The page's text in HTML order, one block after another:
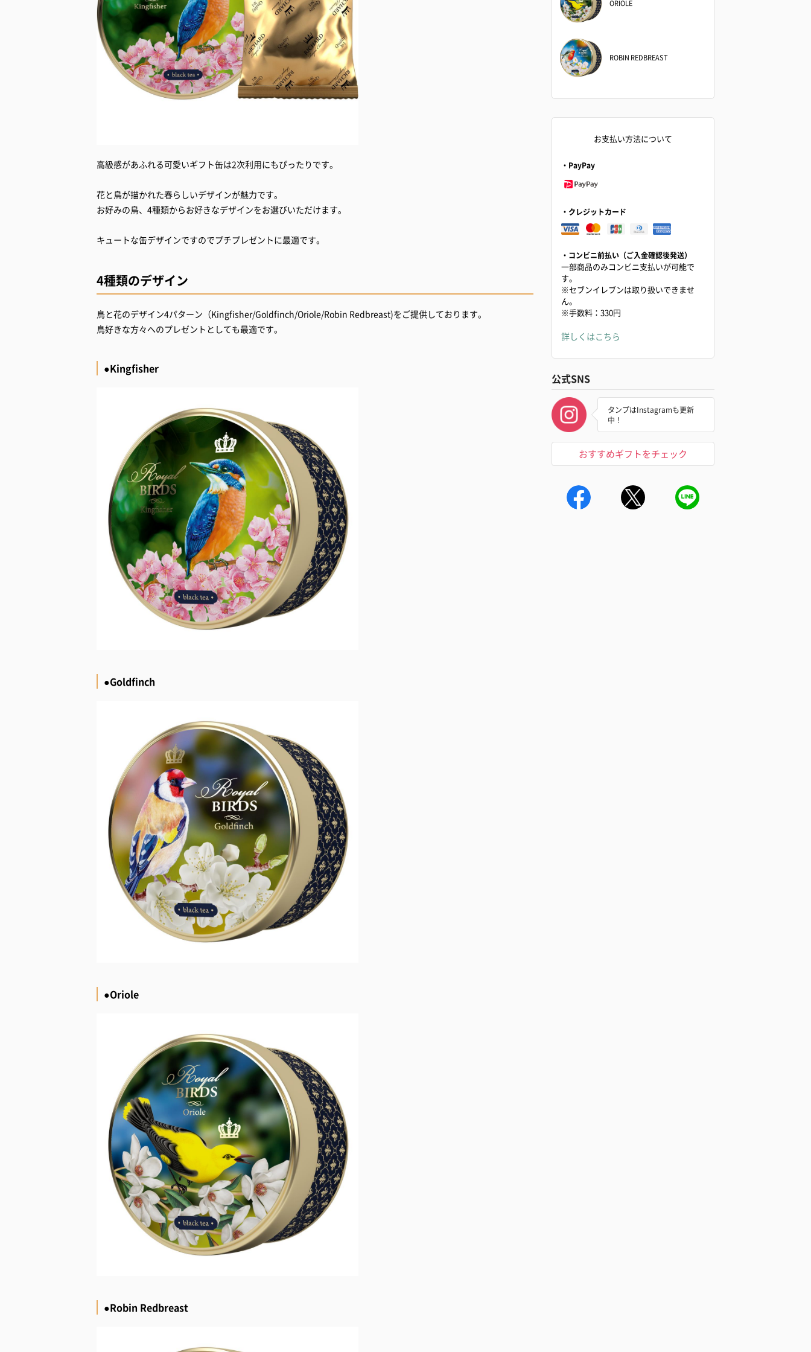
高級感があふれる可愛いギフト缶は2次利用にもぴったりです。
花と鳥が描かれた春らしいデザインが魅力です。
お好みの鳥、4種類からお好きなデザインをお選びいただけます。
キュートな缶デザインですのでプチプレゼントに最適です。
4種類のデザイン
鳥と花のデザイン4パターン（Kingfisher/Goldfinch/Oriole/Robin Redbreast)をご提供しております。
鳥好きな方々へのプレゼントとしても最適です。
●Kingfisher
●Goldfinch
●Oriole
●Robin Redbreast
ORIOLE
ROBIN REDBREAST
お支払い方法について
・PayPay
・クレジットカード
・コンビニ前払い（ご入金確認後発送）
一部商品のみコンビニ支払いが可能で
す。
※セブンイレブンは取り扱いできませ
ん。
※手数料：330円
詳しくはこちら
公式SNS
タンプはInstagramも更新
中！
おすすめギフトをチェック